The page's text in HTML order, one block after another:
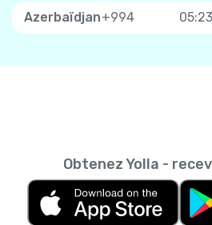
Azerbaïdjan+994 05:23
Obtenez Yolla -